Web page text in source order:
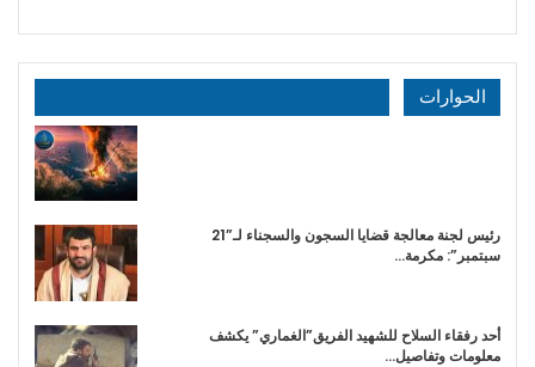
الحوارات
رئيس لجنة معالجة قضايا السجون والسجناء لـ”21
سبتمبر”: مكرمة…
أحد رفقاء السلاح للشهيد الفريق”الغماري” يكشف
معلومات وتفاصيل…